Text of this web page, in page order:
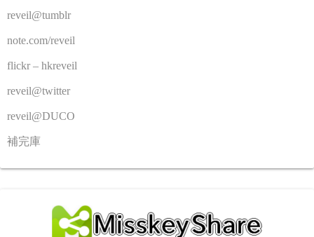
reveil@tumblr
note.com/reveil
flickr – hkreveil
reveil@twitter
reveil@DUCO
補完庫